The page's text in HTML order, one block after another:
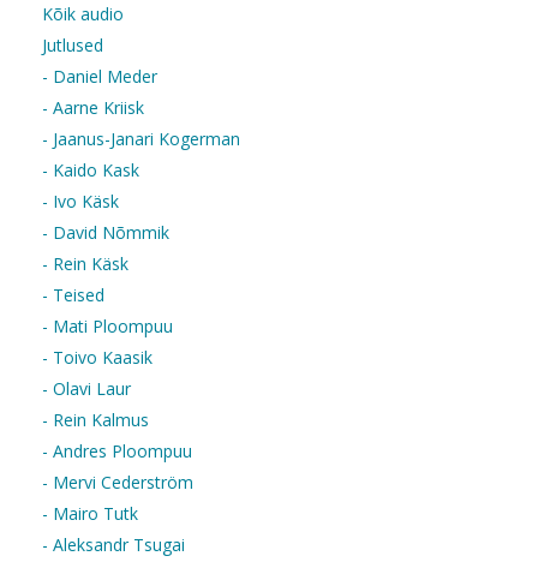
Kõik audio
Jutlused
- Daniel Meder
- Aarne Kriisk
- Jaanus-Janari Kogerman
- Kaido Kask
- Ivo Käsk
- David Nõmmik
- Rein Käsk
- Teised
- Mati Ploompuu
- Toivo Kaasik
- Olavi Laur
- Rein Kalmus
- Andres Ploompuu
- Mervi Cederström
- Mairo Tutk
- Aleksandr Tsugai